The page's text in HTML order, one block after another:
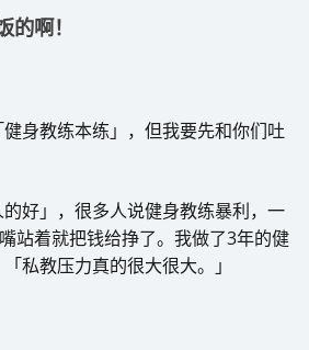
啊！
身教练本练」，但我要先和你们吐
的好」，很多人说健身教练暴利，一
站着就把钱给挣了。我做了3年的健
私教压力真的很大很大。」